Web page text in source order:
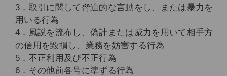
3．取引に関して脅迫的な言動をし、または暴力を
用いる行為
4．風説を流布し、偽計または威力を用いて相手方
の信用を毀損し、業務を妨害する行為
5．不正利用及び不正行為
6．その他前各号に準ずる行為